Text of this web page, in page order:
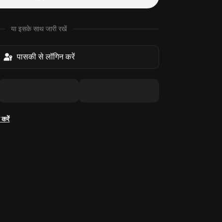
या इसके साथ जारी रखें
पासकी से लॉगिन करें
करें